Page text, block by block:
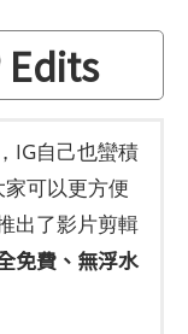
Edits
IG自己也蠻積
可以更方便
出了影片剪輯
免費、無浮水